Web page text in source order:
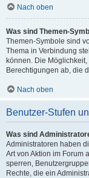
Nach oben
Was sind Themen-
Themen-Symbole sind
Thema in Verbindung
können. Die
Berechtigungen ab, die
Nach oben
Benutzer-Stufen
Was sind
Administratoren haben
Art von Aktion im Forum
sperren,
Rechte, die ein